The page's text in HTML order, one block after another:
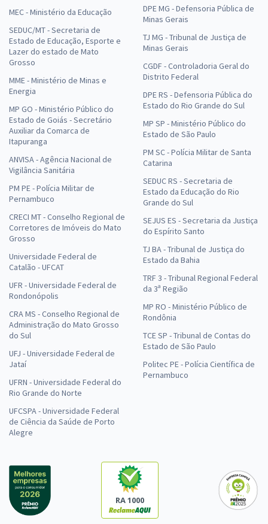
MEC - Ministério da Educação
SEDUC/MT - Secretaria de
Estado de Educação, Esporte e
Lazer do estado de Mato
Grosso
MME - Ministério de Minas e
Energia
MP GO - Ministério Público do
Estado de Goiás - Secretário
Auxiliar da Comarca de
Itapuranga
ANVISA - Agência Nacional de
Vigilância Sanitária
PM PE - Polícia Militar de
Pernambuco
CRECI MT - Conselho Regional de
Corretores de Imóveis do Mato
Grosso
Universidade Federal de
Catalão - UFCAT
UFR - Universidade Federal de
Rondonópolis
CRA MS - Conselho Regional de
Administração do Mato Grosso
do Sul
UFJ - Universidade Federal de
Jataí
UFRN - Universidade Federal do
Rio Grande do Norte
UFCSPA - Universidade Federal
de Ciência da Saúde de Porto
Alegre
DPE MG - Defensoria Pública de
Minas Gerais
TJ MG - Tribunal de Justiça de
Minas Gerais
CGDF - Controladoria Geral do
Distrito Federal
DPE RS - Defensoria Pública do
Estado do Rio Grande do Sul
MP SP - Ministério Público do
Estado de São Paulo
PM SC - Polícia Militar de Santa
Catarina
SEDUC RS - Secretaria de
Estado da Educação do Rio
Grande do Sul
SEJUS ES - Secretaria da Justiça
do Espírito Santo
TJ BA - Tribunal de Justiça do
Estado da Bahia
TRF 3 - Tribunal Regional Federal
da 3ª Região
MP RO - Ministério Público de
Rondônia
TCE SP - Tribunal de Contas do
Estado de São Paulo
Politec PE - Polícia Científica de
Pernambuco
RA 1000